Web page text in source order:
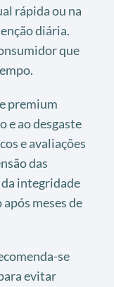
rápida ou na
diária.
que
premium
e ao desgaste
e avaliações
das
integridade
meses de
se
evitar